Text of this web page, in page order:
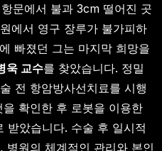
문에서 불과 3cm 떨어진 곳
에서 영구 장루가 불가피하
빠졌던 그는 마지막 희망을
욱 교수를 찾았습니다. 정밀
전 항암방사선치료를 시행
확인한 후 로봇을 이용한
받았습니다. 수술 후 일시적
병원의 체계적인 관리와 본인